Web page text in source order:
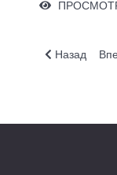
Предыдущий:
Назад